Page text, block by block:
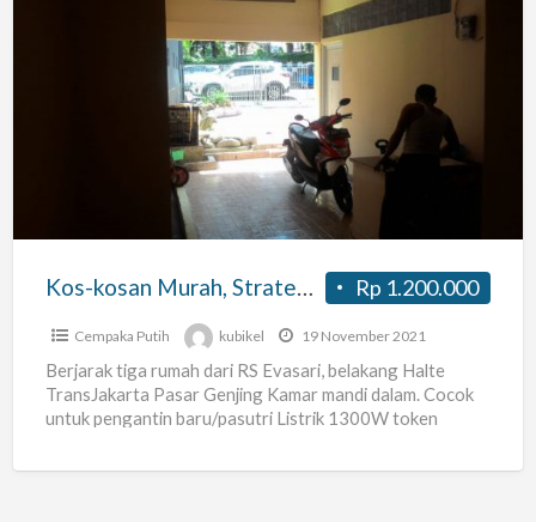
Genjing,
Pusat
Kamar
Rp 1.200.000
Kos-kosan Murah, Strategis, Pramuka, Pasar Genjing, Jakarta Pusat Kamar #2
Cempaka Putih kubikel 19 November 2021
Berjarak tiga rumah dari RS Evasari, belakang Halte
TransJakarta Pasar Genjing Kamar mandi dalam. Cocok
untuk pengantin baru/pasutri Listrik 1300W token